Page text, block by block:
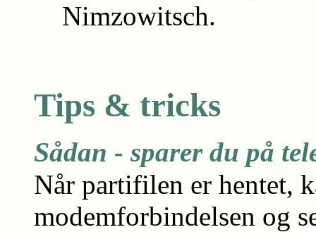
Nimzowitsch.
Tips & tricks
Sådan - sparer du på
Når partifilen er hentet,
modemforbindelsen og